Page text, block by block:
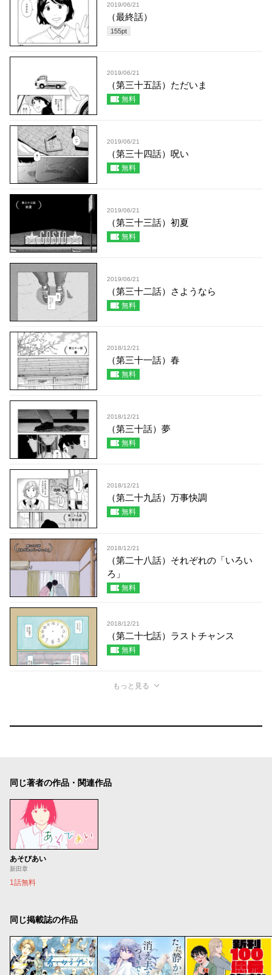
2019/06/21
（最終話）
155pt
2019/06/21
（第三十五話）ただいま
無料
2019/06/21
（第三十四話）呪い
無料
2019/06/21
（第三十三話）初夏
無料
2019/06/21
（第三十二話）さようなら
無料
2018/12/21
（第三十一話）春
無料
2018/12/21
（第三十話）夢
無料
2018/12/21
（第二十九話）万事快調
無料
2018/12/21
（第二十八話）それぞれの「いろい
ろ」
無料
2018/12/21
（第二十七話）ラストチャンス
無料
もっと見る
同じ著者の作品・関連作品
あそびあい
新田章
1話無料
同じ掲載誌の作品